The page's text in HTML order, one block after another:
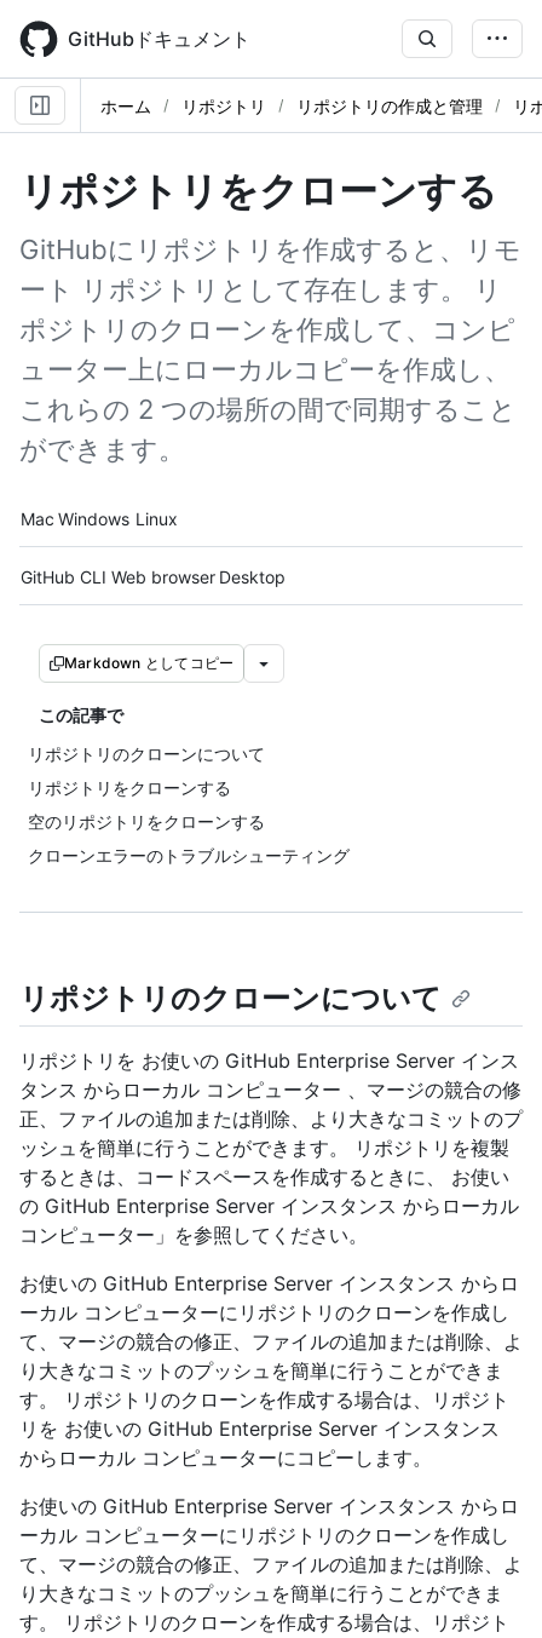
main
content
GitHubドキュメント
ホーム リポジトリ リポジトリの作成と管理 リ
リポジトリをクローンする
GitHubにリポジトリを作成すると、リモ
ート リポジトリとして存在します。 リ
ポジトリのクローンを作成して、コンピ
ューター上にローカルコピーを作成し、
これらの 2 つの場所の間で同期すること
ができます。
Platform navigation
Mac Windows Linux
Tool navigation
GitHub CLI Web browser Desktop
Markdown としてコピー
この記事で
リポジトリのクローンについて
リポジトリをクローンする
空のリポジトリをクローンする
クローンエラーのトラブルシューティング
リポジトリのクローンについて
リポジトリを お使いの GitHub Enterprise Server インス
タンス からローカル コンピューター 、マージの競合の修
正、ファイルの追加または削除、より大きなコミットのプ
ッシュを簡単に行うことができます。 リポジトリを複製
するときは、コードスペースを作成するときに、 お使い
の GitHub Enterprise Server インスタンス からローカル
コンピューター」を参照してください。
お使いの GitHub Enterprise Server インスタンス からロ
ーカル コンピューターにリポジトリのクローンを作成し
て、マージの競合の修正、ファイルの追加または削除、よ
り大きなコミットのプッシュを簡単に行うことができま
す。 リポジトリのクローンを作成する場合は、リポジト
リを お使いの GitHub Enterprise Server インスタンス
からローカル コンピューターにコピーします。
お使いの GitHub Enterprise Server インスタンス からロ
ーカル コンピューターにリポジトリのクローンを作成し
て、マージの競合の修正、ファイルの追加または削除、よ
り大きなコミットのプッシュを簡単に行うことができま
す。 リポジトリのクローンを作成する場合は、リポジト